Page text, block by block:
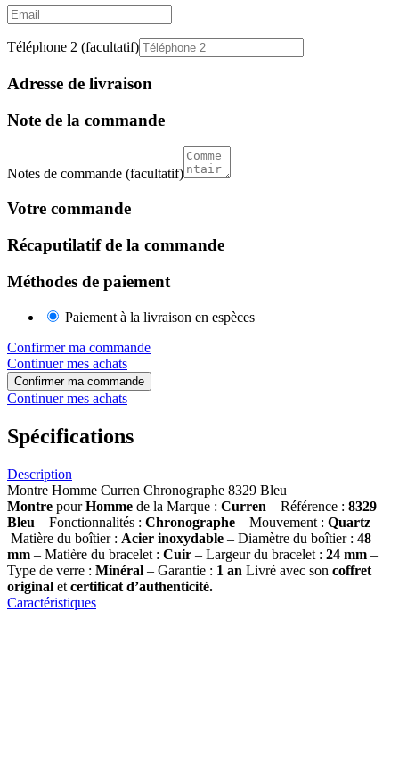
Email
Téléphone 2 (facultatif)
Adresse de livraison
Note de la commande
Notes de commande (facultatif)
Votre commande
Récaputilatif de la commande
Méthodes de paiement
Paiement à la livraison en espèces
Confirmer ma commande
Continuer mes achats
Confirmer ma commande
Continuer mes achats
Spécifications
Description
Montre Homme Curren Chronographe 8329 Bleu
Montre pourHomme de la Marque : Curren – Référence : 8329
Bleu – Fonctionnalités : Chronographe – Mouvement : Quartz –
Matière du boîtier : Acier inoxydable – Diamètre du boîtier : 48
mm – Matière du bracelet : Cuir – Largeur du bracelet : 24 mm –
Type de verre : Minéral – Garantie : 1 an Livré avec son coffret
original et certificat d’authenticité.
Caractéristiques